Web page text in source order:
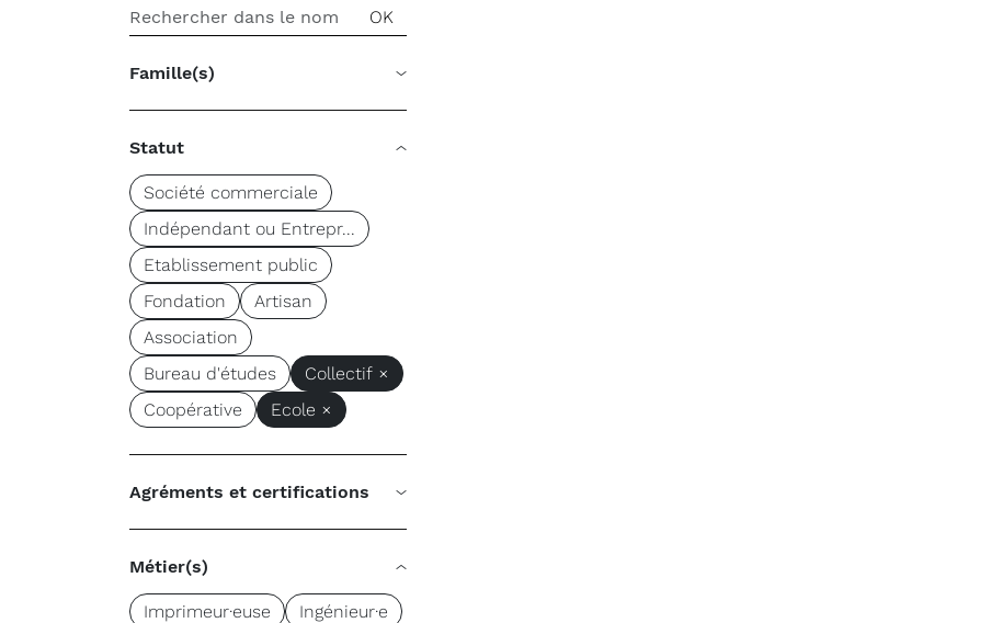
Famille(s)
Statut
Société commerciale
Indépendant ou Entrepr...
Etablissement public
Fondation
Artisan
Association
Bureau d'études
Collectif ×
Coopérative
Ecole ×
Agréments et certifications
Métier(s)
Imprimeur·euse
Ingénieur·e